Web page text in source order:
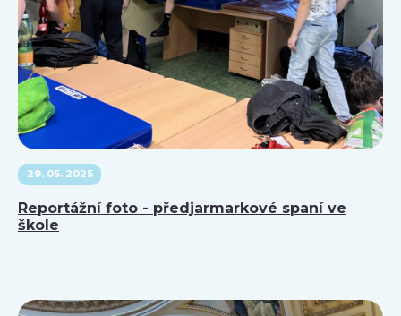
29. 05. 2025
Reportážní foto - předjarmarkové spaní ve
škole